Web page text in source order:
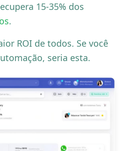
15-35% dos
.
ROI de todos. Se você
seria esta.